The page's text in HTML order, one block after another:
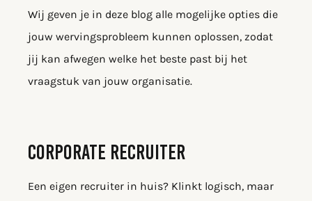
Wij geven je in deze blog alle mogelijke opties die
jouw wervingsprobleem kunnen oplossen, zodat
jij kan afwegen welke het beste past bij het
vraagstuk van jouw organisatie.
CORPORATE RECRUITER
Een eigen recruiter in huis? Klinkt logisch, maar